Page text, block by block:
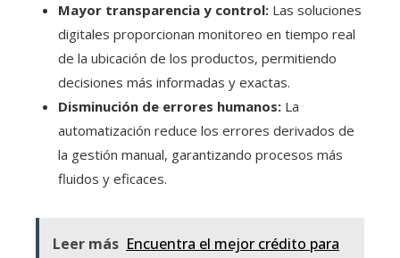
Mayor transparencia y control: Las soluciones
digitales proporcionan monitoreo en tiempo real
de la ubicación de los productos, permitiendo
decisiones más informadas y exactas.
Disminución de errores humanos: La
automatización reduce los errores derivados de
la gestión manual, garantizando procesos más
fluidos y eficaces.
Leer más Encuentra el mejor crédito para